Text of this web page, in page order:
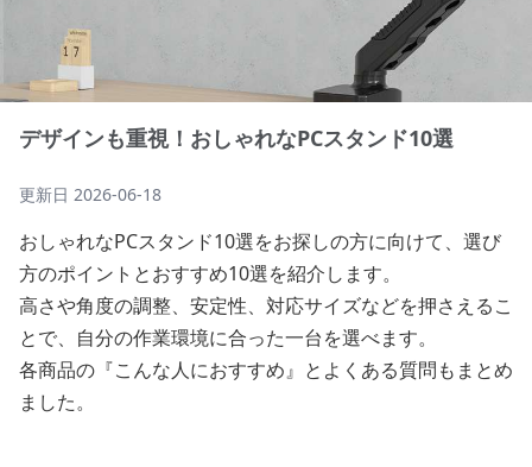
デザインも重視！おしゃれなPCスタンド10選
更新日 2026-06-18
おしゃれなPCスタンド10選をお探しの方に向けて、選び
方のポイントとおすすめ10選を紹介します。
高さや角度の調整、安定性、対応サイズなどを押さえるこ
とで、自分の作業環境に合った一台を選べます。
各商品の『こんな人におすすめ』とよくある質問もまとめ
ました。